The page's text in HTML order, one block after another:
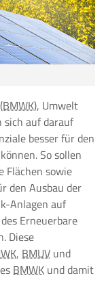
BMWK), Umwelt
sich auf darauf
besser für den
So sollen
sowie
den Ausbau der
Anlagen auf
Erneuerbare
Diese
, BMUV und
BMWK und damit